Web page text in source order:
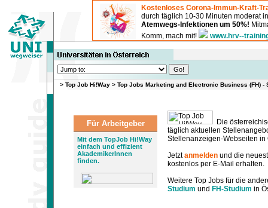
Kostenloses Corona-Immun-Kraft-
durch täglich 10-30 Minuten moderat
Atemwegs-Infektionen um 50%!
Komm, mach mit!
www.hrv--
> Top Job Hi!Way > Top Jobs Marketing and Electronic Business (FH) -
Für Arbeitgeber
Mit dem TopJob Hi!Way
einfach und effizient
AkademikerInnen
finden.
Die
täglich aktuellen
Stellenanzeigen-Webseiten in
Jetztanmelden und die
kostenlos per E-Mail erhalten.
Weitere Top Jobs für die
Studium und FH-Studium in